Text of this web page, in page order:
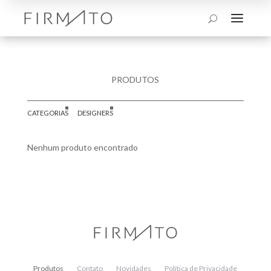
U a
PRODUTOS
CATEGORIAS DESIGNERS
Nenhum produto encontrado
Produtos Contato Novidades
Política de Privacidade